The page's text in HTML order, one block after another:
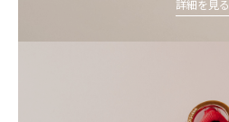
詳細を見る